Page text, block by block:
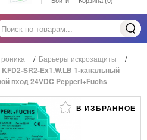
/ Барьеры искрозащиты /
SR2-Ex1.W.LB 1-канальный
вход 24VDC Pepperl+Fuchs
В ИЗБРАННОЕ